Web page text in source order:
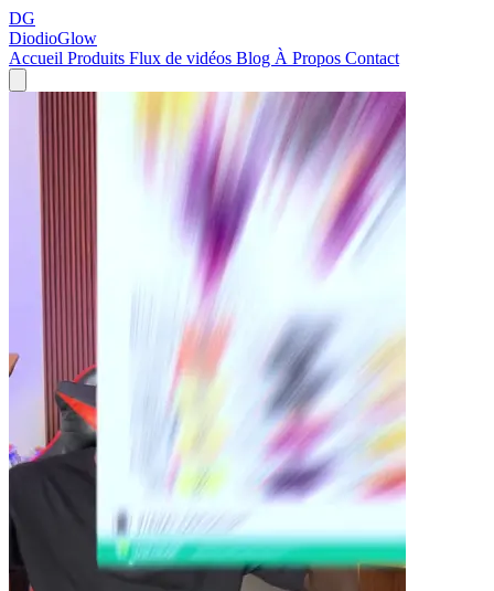
DG
DiodioGlow
Accueil Produits Flux de vidéos Blog À Propos Contact